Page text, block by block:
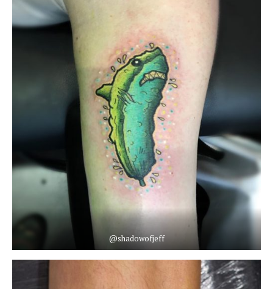
@shadowofjeff